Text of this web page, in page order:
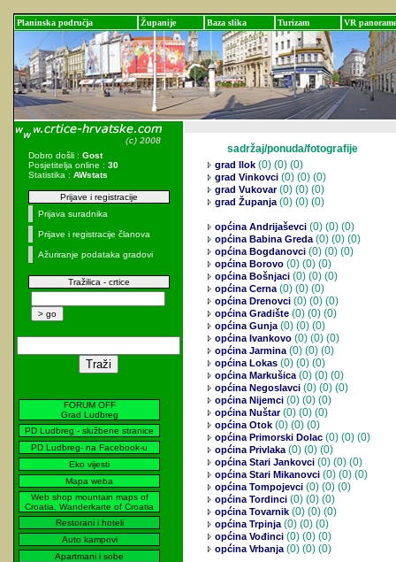
Planinska područja Županije Baza slika Turizam VR panorame
Dobro došli : Gost
Posjetitelja online : 30
Statistika : AWstats
Prijave i registracije
Prijava suradnika
Prijave i registracije članova
Ažuriranje podataka gradovi
Tražilica - crtice
FORUM OFF
Grad Ludbreg
PD Ludbreg - službene stranice
PD Ludbreg- na Facebook-u
Eko vijesti
Mapa weba
Web shop mountain maps of
Croatia, Wanderkarte of Croatia
Restorani i hoteli
Auto kampovi
Apartmani i sobe
sadržaj/ponuda/fotografije
grad Ilok (0) (0) (0)
grad Vinkovci (0) (0) (0)
grad Vukovar(0) (0) (0)
grad Županja(0) (0) (0)
općina Andrijaševci (0) (0) (0)
općina Babina Greda(0) (0) (0)
općina Bogdanovci (0) (0) (0)
općina Borovo (0) (0) (0)
općina Bošnjaci (0) (0) (0)
općina Cerna(0) (0) (0)
općina Drenovci (0) (0) (0)
općina Gradište (0) (0) (0)
općina Gunja(0) (0) (0)
općina Ivankovo (0) (0) (0)
općina Jarmina(0) (0) (0)
općina Lokas (0) (0) (0)
općina Markušica(0) (0) (0)
općina Negoslavci (0) (0) (0)
općina Nijemci (0) (0) (0)
općina Nuštar(0) (0) (0)
općina Otok (0) (0) (0)
općina Primorski Dolac (0) (0) (0)
općina Privlaka(0) (0) (0)
općina Stari Jankovci (0) (0) (0)
općina Stari Mikanovci (0) (0) (0)
općina Tompojevci (0) (0) (0)
općina Tordinci (0) (0) (0)
općina Tovarnik (0) (0) (0)
općina Trpinja(0) (0) (0)
općina Vođinci (0) (0) (0)
općina Vrbanja(0) (0) (0)